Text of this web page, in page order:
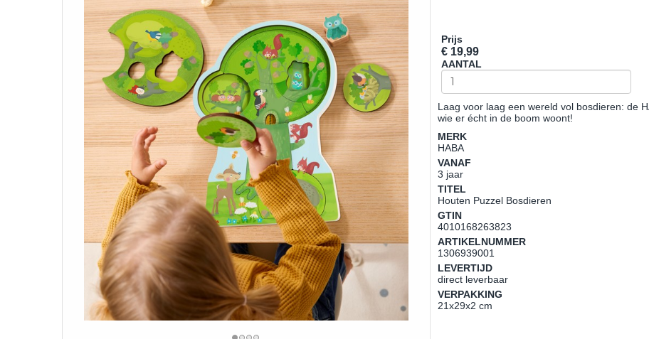
Prijs
€ 19,99
AANTAL
Laag voor laag een wereld vol bosdieren: de
wie er écht in de boom woont!
MERK
HABA
VANAF
3 jaar
TITEL
Houten Puzzel Bosdieren
GTIN
4010168263823
ARTIKELNUMMER
1306939001
LEVERTIJD
direct leverbaar
VERPAKKING
21x29x2 cm